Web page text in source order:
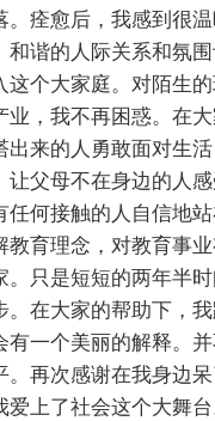
。痊愈后，我感到很
和谐的人际关系和氛
这个大家庭。对陌生
，我不再困惑。在大
出来的人勇敢面对生
让父母不在身边的人
任何接触的人自信地
教育理念，对教育事
。只是短短的两年半
。在大家的帮助下，
有一个美丽的解释。
。再次感谢在我身边
爱上了社会这个大舞